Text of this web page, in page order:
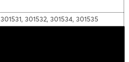
301531, 301532, 301534, 301535